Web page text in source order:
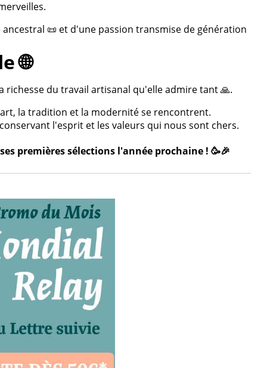
📜 et d'une passion transmise de génération
🌐
richesse du travail artisanal qu'elle admire tant 🙏.
la tradition et la modernité se rencontrent.
l'esprit et les valeurs qui nous sont chers.
premières sélections l'année prochaine ! 🥳🎉